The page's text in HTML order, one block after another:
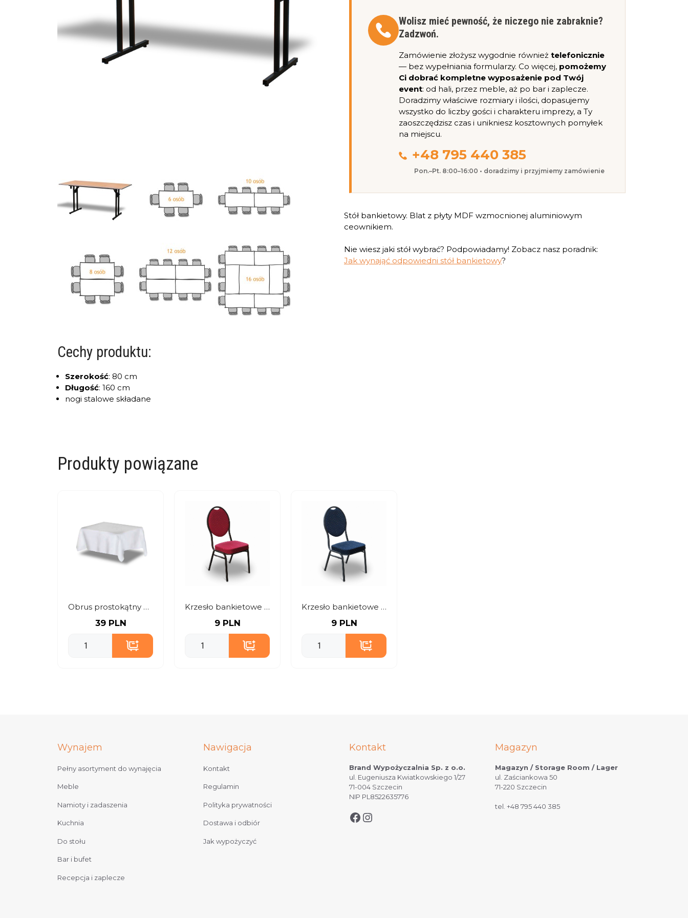
Cechy produktu:
Szerokość: 80 cm
Długość: 160 cm
nogi stalowe składane
Wolisz mieć pewność, że niczego nie zabraknie?
Zadzwoń.
Zamówienie złożysz wygodnie również telefonicznie
— bez wypełniania formularzy. Co więcej, pomożemy
Ci dobrać kompletne wyposażenie pod Twój
event: od hali, przez meble, aż po bar i zaplecze.
Doradzimy właściwe rozmiary i ilości, dopasujemy
wszystko do liczby gości i charakteru imprezy, a Ty
zaoszczędzisz czas i unikniesz kosztownych pomyłek
na miejscu.
+48 795 440 385
Pon.–Pt. 8:00–16:00 • doradzimy i przyjmiemy zamówienie
Stół bankietowy. Blat z płyty MDF wzmocnionej aluminiowym
ceownikiem.
Nie wiesz jaki stół wybrać? Podpowiadamy! Zobacz nasz poradnik:
Jak wynająć odpowiedni stół bankietowy?
Produkty powiązane
Obrus prostokątny 250×170 cm
39 PLN
Krzesło bankietowe czerwone
9 PLN
Krzesło bankietowe granatowe
9 PLN
Wynajem
Pełny asortyment do wynajęcia
Meble
Namioty i zadaszenia
Kuchnia
Do stołu
Bar i bufet
Recepcja i zaplecze
Nawigacja
Kontakt
Regulamin
Polityka prywatności
Dostawa i odbiór
Jak wypożyczyć
Kontakt
Brand Wypożyczalnia Sp. z o.o.
ul. Eugeniusza Kwiatkowskiego 1/27
71-004 Szczecin
NIP PL8522635776
Magazyn
Magazyn / Storage Room / Lager
ul. Zaściankowa 50
71-220 Szczecin
tel. +48 795 440 385